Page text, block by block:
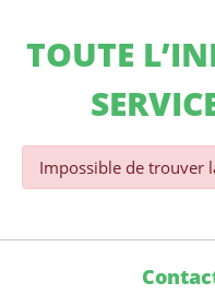
TOUTE
Impossible de trouver